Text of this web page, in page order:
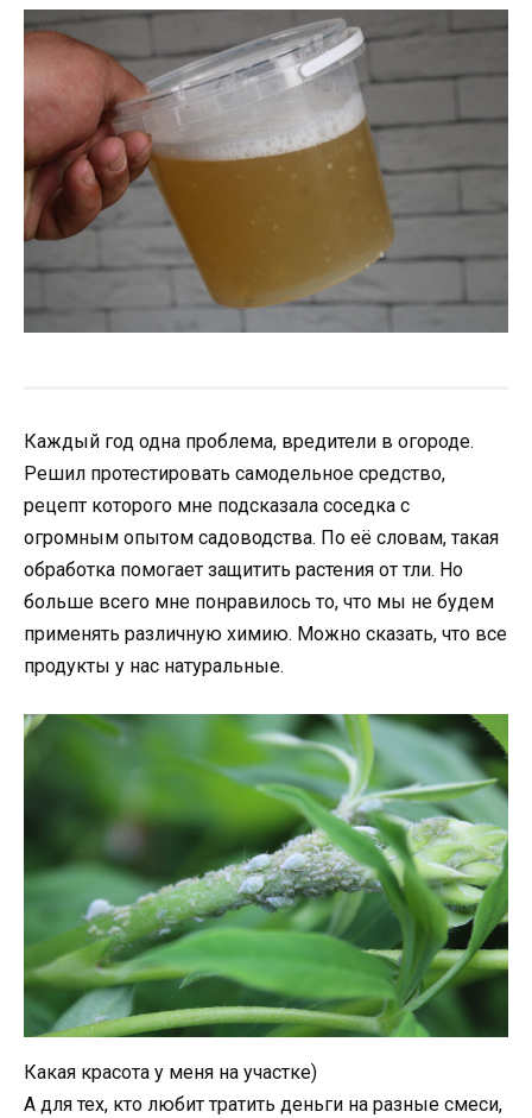
Каждый год одна проблема, вредители в огороде.
Решил протестировать самодельное средство,
рецепт которого мне подсказала соседка с
огромным опытом садоводства. По её словам, такая
обработка помогает защитить растения от тли. Но
больше всего мне понравилось то, что мы не будем
применять различную химию. Можно сказать, что все
продукты у нас натуральные.
Какая красота у меня на участке)
А для тех, кто любит тратить деньги на разные смеси,